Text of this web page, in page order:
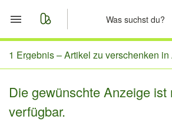
Start
Nachrichten
1 Ergebnis –Artikel zu verschenken in
Die gewünschte Anzeige ist
verfügbar.